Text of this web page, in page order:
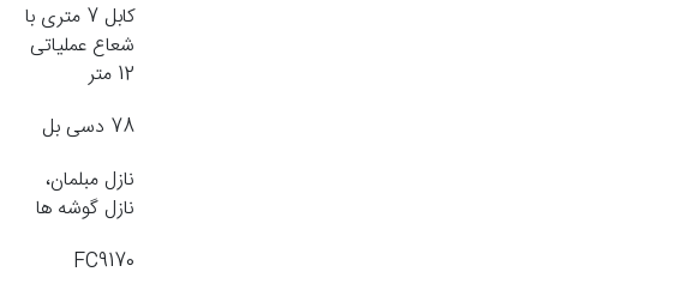
کابل 7 متری با
شعاع عملیاتی
12 متر
78 دسی بل
نازل مبلمان،
نازل گوشه ها
FC9170